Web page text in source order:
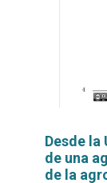
Desde la
de una
de la